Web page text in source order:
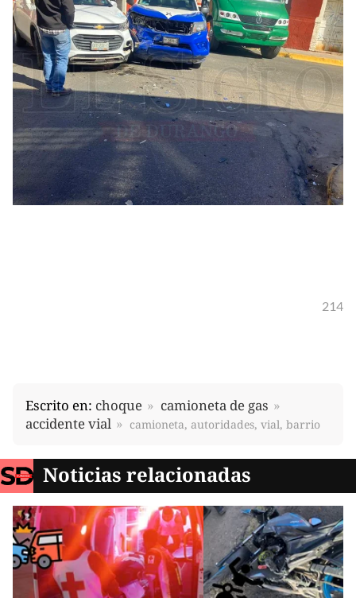
214
Escrito en: choque
camioneta de gas
accidente vial
camioneta, autoridades, vial, barrio
Noticias relacionadas